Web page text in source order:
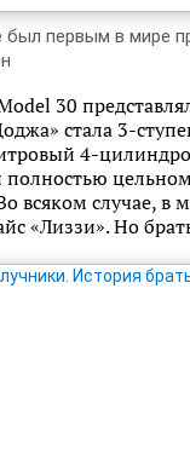
первым в мире
30
стала 3-
4-
всяком случае, в
«Лиззи». Но